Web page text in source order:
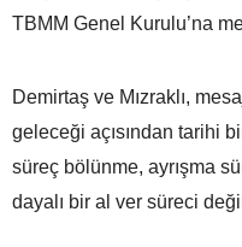
TBMM Genel Kurulu’na
Demirtaş ve Mızraklı,
geleceği açısından tarihi
süreç bölünme, ayrışma
dayalı bir al ver süreci